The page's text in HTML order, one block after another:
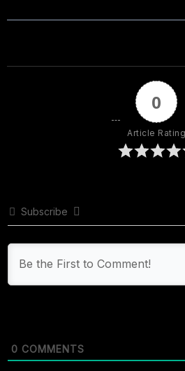
0
Article Rating
Subscribe
0 COMMENTS